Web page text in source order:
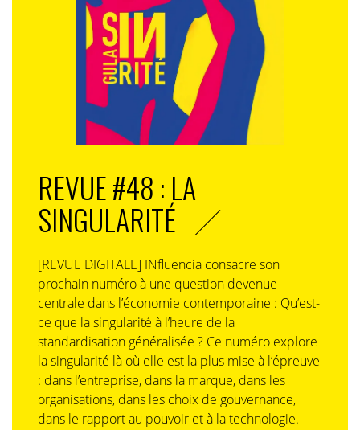
REVUE #48 : LA
SINGULARITÉ
[REVUE DIGITALE] INfluencia consacre son
prochain numéro à une question devenue
centrale dans l’économie contemporaine : Qu’est-
ce que la singularité à l’heure de la
standardisation généralisée ? Ce numéro explore
la singularité là où elle est la plus mise à l’épreuve
: dans l’entreprise, dans la marque, dans les
organisations, dans les choix de gouvernance,
dans le rapport au pouvoir et à la technologie.